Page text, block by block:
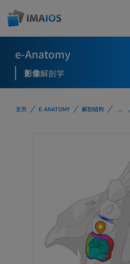
e-Anatomy
影像解剖学
主页 E-ANATOMY 解剖结构 ...